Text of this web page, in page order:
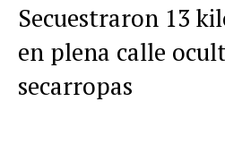
Secuestraron 13
en plena calle
secarropas